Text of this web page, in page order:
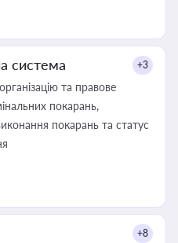
система +3
та правове
покарань,
покарань та статус
+8